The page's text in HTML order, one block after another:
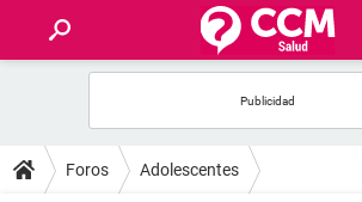
FORUMS
Foros Adolescentes